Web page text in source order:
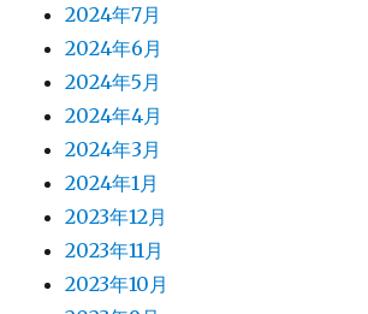
2024年7月
2024年6月
2024年5月
2024年4月
2024年3月
2024年1月
2023年12月
2023年11月
2023年10月